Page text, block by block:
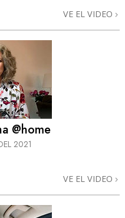
VE EL VIDEO
@home
2021
VE EL VIDEO